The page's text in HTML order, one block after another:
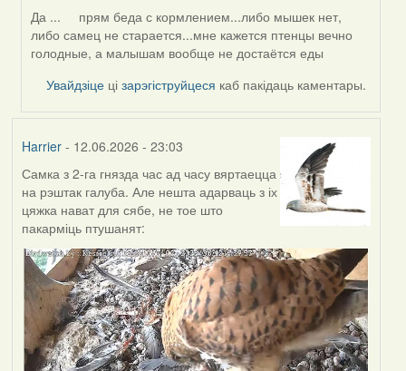
In
reply
to
Да ... прям беда с кормлением...либо мышек нет,
либо самец не старается...мне кажется птенцы вечно
голодные, а малышам вообще не достаётся еды
Увайдзіце цізарэгіструйцеся каб пакідаць каментары.
Harrier- 12.06.2026 - 23:03
Самка з 2-га гнязда час ад часу вяртаецца
на рэштак галуба. Але нешта адарваць з іх
цяжка нават для сябе, не тое што
пакарміць птушанят: